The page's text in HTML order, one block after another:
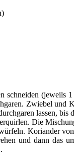
schneiden
Zwiebel und
lassen,
Die
Koriander
und dann das